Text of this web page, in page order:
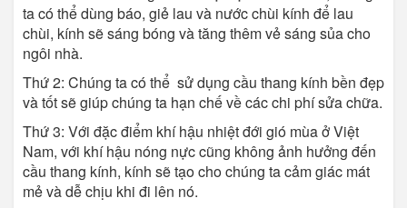
ta có thể dùng báo, giẻ lau và nước chùi kính để lau
chùi, kính sẽ sáng bóng và tăng thêm vẻ sáng sủa cho
ngôi nhà.
Thứ 2: Chúng ta có thể sử dụng cầu thang kính bền đẹp
và tốt sẽ giúp chúng ta hạn chế về các chi phí sửa chữa.
Thứ 3: Với đặc điểm khí hậu nhiệt đới gió mùa ở Việt
Nam, với khí hậu nóng nực cũng không ảnh hưởng đến
cầu thang kính, kính sẽ tạo cho chúng ta cảm giác mát
mẻ và dễ chịu khi đi lên nó.